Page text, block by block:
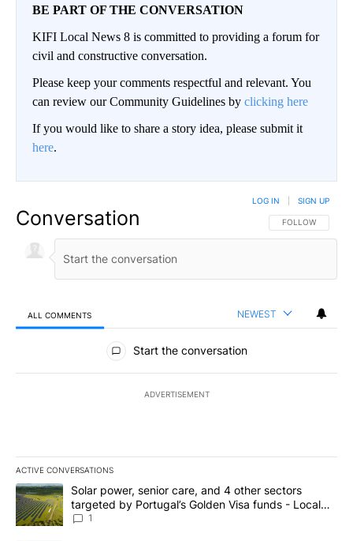
BE PART OF THE CONVERSATION
KIFI Local News 8 is committed to providing a forum for
civil and constructive conversation.
Please keep your comments respectful and relevant. You
can review our Community Guidelines by clicking here
If you would like to share a story idea, please submit it
here.
Conversation FOLLOW THIS
FOLLOW
LOG IN SIGN UP
ALL COMMENTS NEWEST
All Comments
Start the conversation
ADVERTISEMENT
ACTIVE CONVERSATIONS
The following is a list of the most commented articles in the last
A trending article titled "Solar power, senior care, and 4 other
Solar power, senior care, and 4 other sectors
targeted by Portugal’s Golden Visa funds - Local
News 8
1